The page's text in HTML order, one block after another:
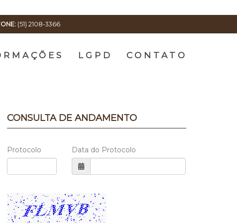
(51) 2108-3366
LGPD CONTATO
CONSULTA DE ANDAMENTO
Protocolo Data do Protocolo